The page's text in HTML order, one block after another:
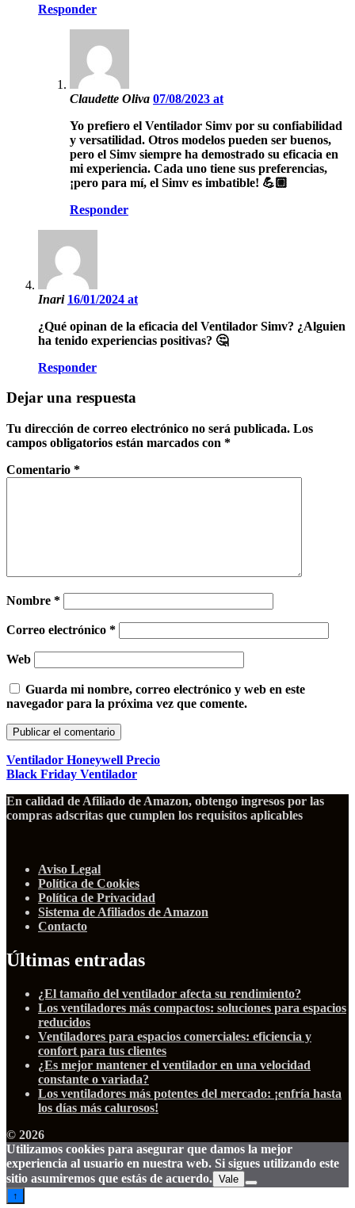
Responder
Claudette Oliva 07/08/2023 at
Yo prefiero el Ventilador Simv por su confiabilidad
y versatilidad. Otros modelos pueden ser buenos,
pero el Simv siempre ha demostrado su eficacia en
mi experiencia. Cada uno tiene sus preferencias,
¡pero para mí, el Simv es imbatible! 💪🏼
Responder
Inari 16/01/2024 at
¿Qué opinan de la eficacia del Ventilador Simv? ¿Alguien
ha tenido experiencias positivas? 🤔
Responder
Dejar una respuesta
Tu dirección de correo electrónico no será publicada. Los
campos obligatorios están marcados con *
Comentario *
Nombre *
Correo electrónico *
Web
Guarda mi nombre, correo electrónico y web en este
navegador para la próxima vez que comente.
Ventilador Honeywell Precio
Black Friday Ventilador
En calidad de Afiliado de Amazon, obtengo ingresos por las
compras adscritas que cumplen los requisitos aplicables
Aviso Legal
Política de Cookies
Política de Privacidad
Sistema de Afiliados de Amazon
Contacto
Últimas entradas
¿El tamaño del ventilador afecta su rendimiento?
Los ventiladores más compactos: soluciones para espacios
reducidos
Ventiladores para espacios comerciales: eficiencia y
confort para tus clientes
¿Es mejor mantener el ventilador en una velocidad
constante o variada?
Los ventiladores más potentes del mercado: ¡enfría hasta
los días más calurosos!
© 2026
Utilizamos cookies para asegurar que damos la mejor
experiencia al usuario en nuestra web. Si sigues utilizando este
sitio asumiremos que estás de acuerdo. Vale
↑